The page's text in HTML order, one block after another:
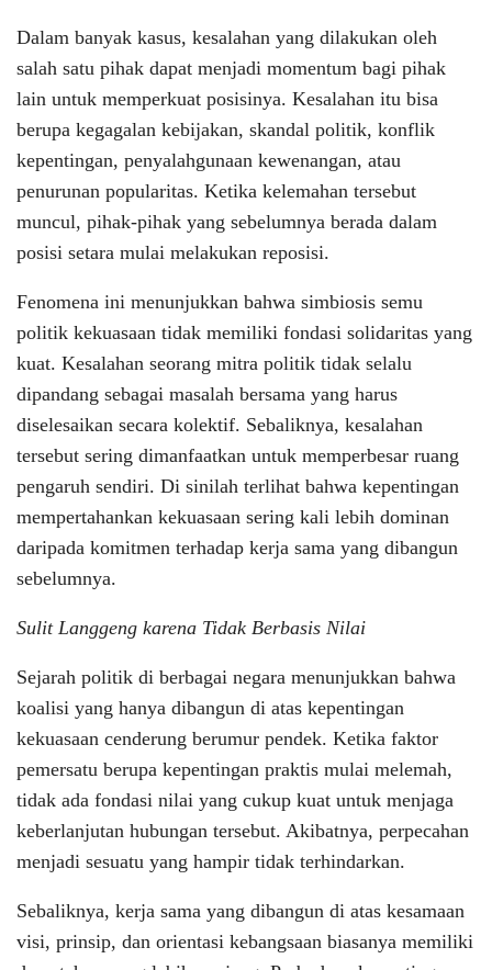
Dalam banyak kasus, kesalahan yang dilakukan oleh
salah satu pihak dapat menjadi momentum bagi pihak
lain untuk memperkuat posisinya. Kesalahan itu bisa
berupa kegagalan kebijakan, skandal politik, konflik
kepentingan, penyalahgunaan kewenangan, atau
penurunan popularitas. Ketika kelemahan tersebut
muncul, pihak-pihak yang sebelumnya berada dalam
posisi setara mulai melakukan reposisi.
Fenomena ini menunjukkan bahwa simbiosis semu
politik kekuasaan tidak memiliki fondasi solidaritas yang
kuat. Kesalahan seorang mitra politik tidak selalu
dipandang sebagai masalah bersama yang harus
diselesaikan secara kolektif. Sebaliknya, kesalahan
tersebut sering dimanfaatkan untuk memperbesar ruang
pengaruh sendiri. Di sinilah terlihat bahwa kepentingan
mempertahankan kekuasaan sering kali lebih dominan
daripada komitmen terhadap kerja sama yang dibangun
sebelumnya.
Sulit Langgeng karena Tidak Berbasis Nilai
Sejarah politik di berbagai negara menunjukkan bahwa
koalisi yang hanya dibangun di atas kepentingan
kekuasaan cenderung berumur pendek. Ketika faktor
pemersatu berupa kepentingan praktis mulai melemah,
tidak ada fondasi nilai yang cukup kuat untuk menjaga
keberlanjutan hubungan tersebut. Akibatnya, perpecahan
menjadi sesuatu yang hampir tidak terhindarkan.
Sebaliknya, kerja sama yang dibangun di atas kesamaan
visi, prinsip, dan orientasi kebangsaan biasanya memiliki